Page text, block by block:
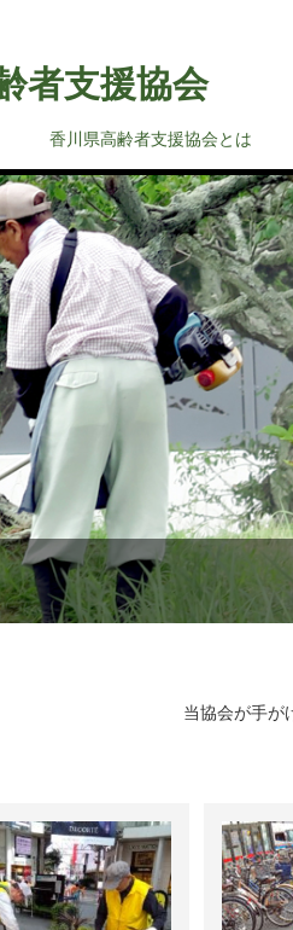
者支援協会
香川県高齢者支援協会とは
当協会が手が